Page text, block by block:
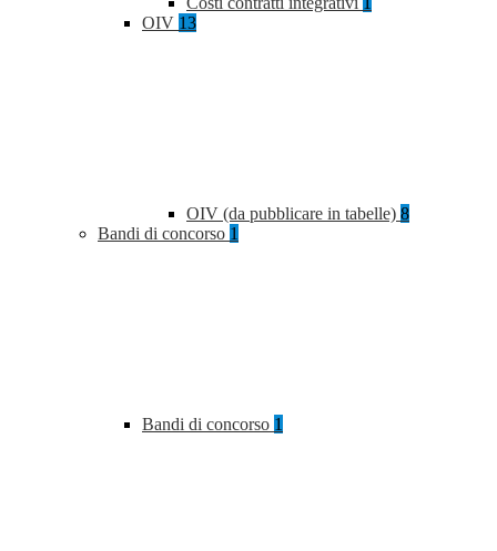
OIV 13
OIV (da pubblicare in tabelle) 8
Bandi di concorso 1
Bandi di concorso 1